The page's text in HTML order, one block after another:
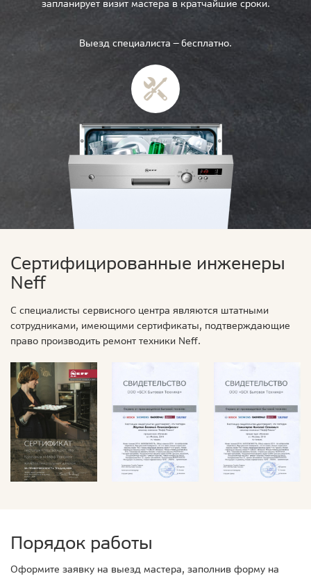
запланирует визит мастера в кратчайшие сроки.
Выезд специалиста — бесплатно.
Сертифицированные инженеры
Neff
С специалисты сервисного центра являются штатными
сотрудниками, имеющими сертификаты, подтверждающие
право производить ремонт техники Neff.
Порядок работы
Оформите заявку на выезд мастера, заполнив форму на